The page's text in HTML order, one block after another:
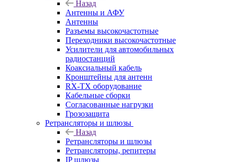
Назад
Антенны и АФУ
Антенны
Разъемы высокочастотные
Переходники высокочастотные
Усилители для автомобильных
радиостанций
Коаксиальный кабель
Кронштейны для антенн
RX-TX оборудование
Кабельные сборки
Согласованные нагрузки
Грозозащита
Ретрансляторы и шлюзы
Назад
Ретрансляторы и шлюзы
Ретрансляторы, репитеры
IP шлюзы